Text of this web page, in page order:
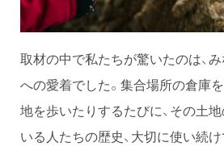
取材の中で私たちが驚いたのは、
への愛着でした。集合場所の倉庫
地を歩いたりするたびに、その土
いる人たちの歴史、大切に使い続